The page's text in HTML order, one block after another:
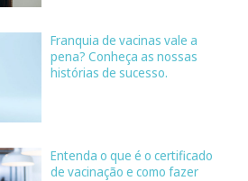
Franquia de vacinas vale a
pena? Conheça as nossas
histórias de sucesso.
Entenda o que é o certificado
de vacinação e como fazer